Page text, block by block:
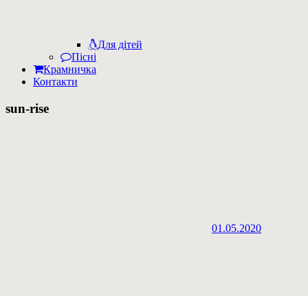
Для дітей
Пісні
Крамничка
Контакти
sun-rise
01.05.2020